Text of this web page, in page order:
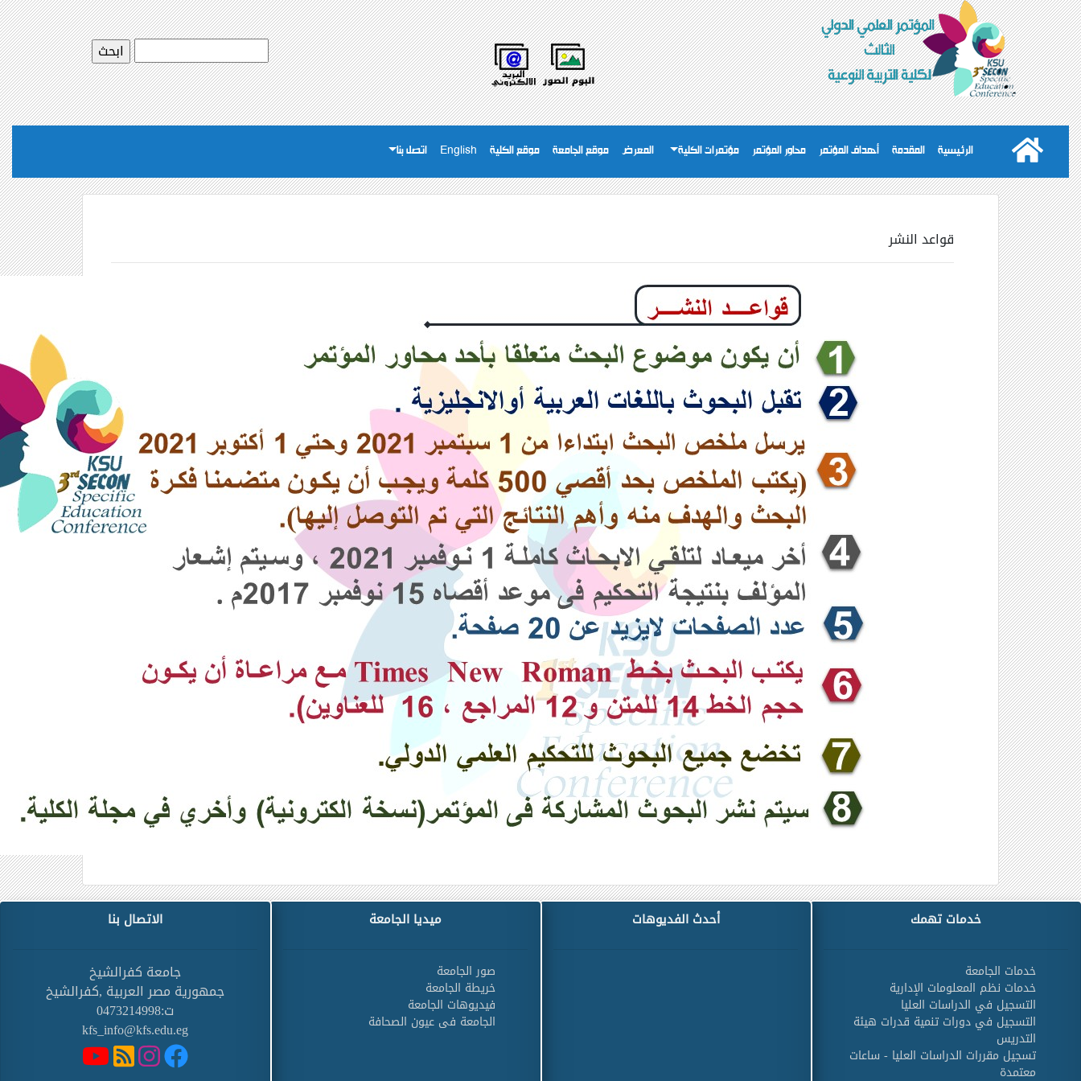
الرئيسية المقدمة أهداف المؤتمر محاور المؤتمر مؤتمرات الكلية المعرض موقع الجامعة موقع الكلية English اتصل بنا
قواعد النشر
خدمات تهمك
خدمات الجامعة
خدمات نظم المعلومات الإدارية
التسجيل في الدراسات العليا
التسجيل في دورات تنمية قدرات هيئة
التدريس
تسجيل مقررات الدراسات العليا - ساعات
معتمدة
أحدث الفديوهات ميديا الجامعة
صور الجامعة
خريطة الجامعة
فيديوهات الجامعة
الجامعة فى عيون الصحافة
الاتصال بنا
جامعة كفرالشيخ
جمهورية مصر العربية ,كفرالشيخ
ت:0473214998
kfs_info@kfs.edu.eg